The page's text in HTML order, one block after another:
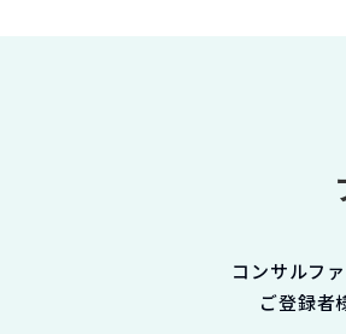
コンサルフ
ご登録者